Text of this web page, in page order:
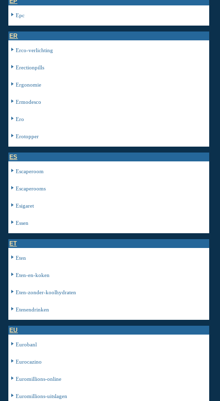
Epc
ER
Erco-verlichting
Erectionpills
Ergonomie
Ermodesco
Ero
Erotopper
ES
Escaperoom
Escaperooms
Esigaret
Essen
ET
Eten
Eten-en-koken
Eten-zonder-koolhydraten
Etenendrinken
EU
Eurobanl
Eurocazino
Euromillions-online
Euromillions-uitslagen